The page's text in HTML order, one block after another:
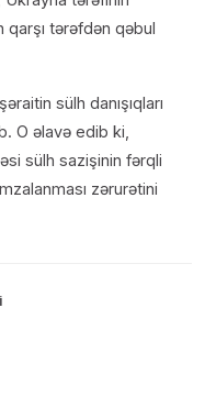
tərəfdən qəbul
sülh danışıqları
O əlavə edib ki,
sülh sazişinin fərqli
zərurətini